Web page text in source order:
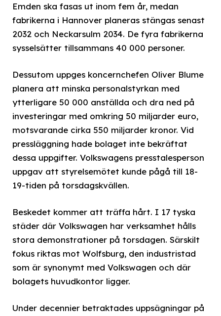
Emden ska fasas ut inom fem år, medan
fabrikerna i Hannover planeras stängas senast
2032 och Neckarsulm 2034. De fyra fabrikerna
sysselsätter tillsammans 40 000 personer.
Dessutom uppges koncernchefen Oliver Blume
planera att minska personalstyrkan med
ytterligare 50 000 anställda och dra ned på
investeringar med omkring 50 miljarder euro,
motsvarande cirka 550 miljarder kronor. Vid
pressläggning hade bolaget inte bekräftat
dessa uppgifter. Volkswagens presstalesperson
uppgav att styrelsemötet kunde pågå till 18-
19-tiden på torsdagskvällen.
Beskedet kommer att träffa hårt. I 17 tyska
städer där Volkswagen har verksamhet hålls
stora demonstrationer på torsdagen. Särskilt
fokus riktas mot Wolfsburg, den industristad
som är synonymt med Volkswagen och där
bolagets huvudkontor ligger.
Under decennier betraktades uppsägningar på